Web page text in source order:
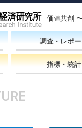
価値共創
調査・レポー
指標・統計